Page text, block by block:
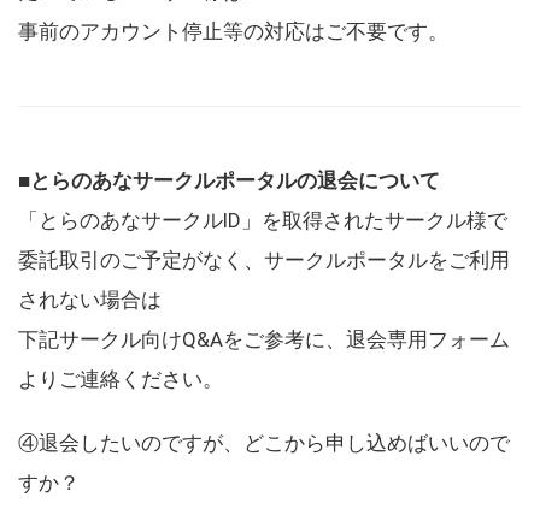
事前のアカウント停止等の対応はご不要です。
■とらのあなサークルポータルの退会について
「とらのあなサークルID」を取得されたサークル様で
委託取引のご予定がなく、サークルポータルをご利用
されない場合は
下記サークル向けQ&Aをご参考に、退会専用フォーム
よりご連絡ください。
④退会したいのですが、どこから申し込めばいいので
すか？